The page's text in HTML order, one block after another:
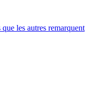
les autres remarquent